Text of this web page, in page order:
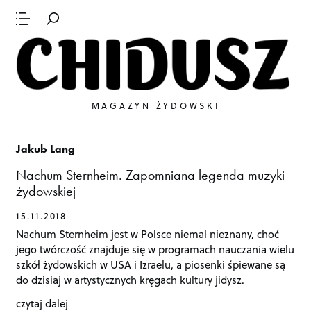
MAGAZYN ŻYDOWSKI
Jakub Lang
Nachum Sternheim. Zapomniana legenda muzyki
żydowskiej
15.11.2018
Nachum Sternheim jest w Polsce niemal nieznany, choć
jego twórczość znajduje się w programach nauczania wielu
szkół żydowskich w USA i Izraelu, a piosenki śpiewane są
do dzisiaj w artystycznych kręgach kultury jidysz.
czytaj dalej